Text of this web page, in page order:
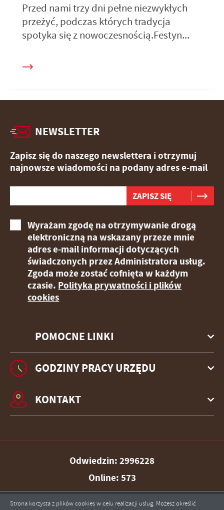
Przed nami trzy dni pełne niezwykłych
przeżyć, podczas których tradycja
spotyka się z nowoczesnością.Festyn...
POMOCNE LINKI
NEWSLETTER
Zapisz się do naszego newslettera i otrzymuj
najnowsze wiadomości na podany adres e-mail
Wyrażam zgodę na otrzymywanie drogą
elektroniczną na wskazany przeze mnie
adres e-mail informacji dotyczących
świadczonych przez Administratora usług.
Zgoda może zostać cofnięta w każdym
czasie. Polityka prywatności i plików
cookies
GODZINY PRACY URZĘDU
KONTAKT
Odwiedzin: 2996228
Online: 573
Strona korzysta z plików cookies w celu realizacji usług. Możesz określić